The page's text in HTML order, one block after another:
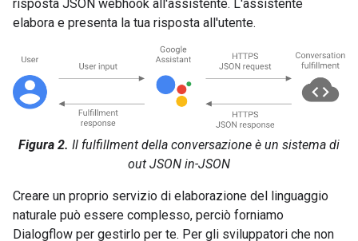
risposta JSON webhook all'assistente. L'assistente
elabora e presenta la tua risposta all'utente.
Figura 2. Il fulfillment della conversazione è un sistema di
out JSON in-JSON
Creare un proprio servizio di elaborazione del linguaggio
naturale può essere complesso, perciò forniamo
Dialogflow per gestirlo per te. Per gli sviluppatori che non